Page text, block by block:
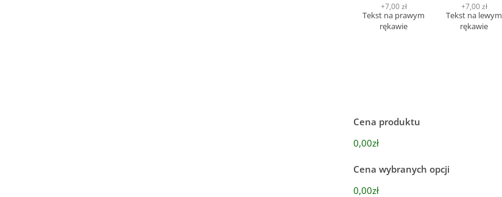
Tekst na prawym
rękawie
+7,00 zł
Tekst na lewym
rękawie
+7,00 zł
Cena produktu
0,00zł
Cena wybranych opcji
0,00zł